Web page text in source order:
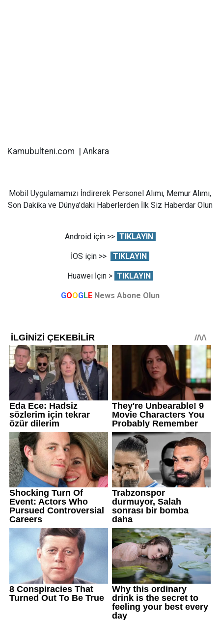
Kamubulteni.com | Ankara
Mobil Uygulamamızı İndirerek Personel Alımı, Memur Alımı,
Son Dakika ve Dünya'daki Haberlerden İlk Siz Haberdar Olun
Android için >> TIKLAYIN
İOS için >> TIKLAYIN
Huawei İçin > TIKLAYIN
GOOGLE News Abone Olun